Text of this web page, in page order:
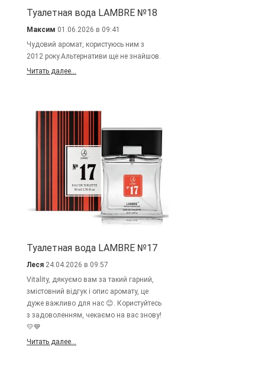
Туалетная вода LAMBRE №18
Максим 01.06.2026 в 09:41
Чудовий аромат, користуюсь ним з
2012 року.Альтернативи ще не знайшов.
Читать далее...
Туалетная вода LAMBRE №17
Леся 24.04.2026 в 09:57
Vitality, дякуємо вам за такий гарний,
змістовний відгук і опис аромату, це
дуже важливо для нас 😊. Користуйтесь
з задоволенням, чекаємо на вас знову!
💛💙
Читать далее...